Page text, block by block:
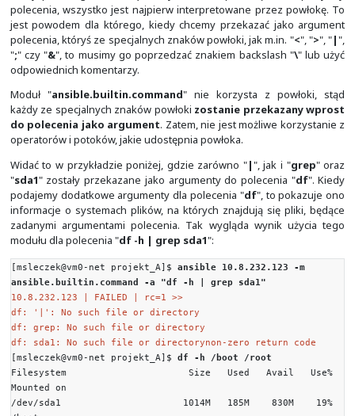
/dev
tmpfs 456M 0 456M
/dev/shm
tmpfs 456M 6.2M
/run
tmpfs 456M 0 456M
/sys/fs/cgroup
/dev/mapper/rhel_vm3--net-root 21G 1.8G
/dev/sda1 1014M 185M 830M
/boot
tmpfs 92M 0 92M
/run/user/1000
tmpfs 92M 0 92M
/run/user/1001
[msleczek@vm0-net projekt_A]$
ansible all -a
10.8.232.121 | CHANGED | rc=0 >>
15:02:29 up 1 day, 20:38, 2 users, load
0.02, 0.00
10.8.232.123 | CHANGED | rc=0 >>
15:02:14 up 1 day, 19:58, 2 users, load
0.08, 0.03
10.8.232.122 | CHANGED | rc=0 >>